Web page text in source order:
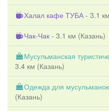
Халал кафе ТУБА - 3.1
Чак-Чак - 3.1 км (Казань)
Мусульманская
3.4 км (Казань)
Одежда для
(Казань)